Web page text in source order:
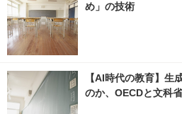
め」の技術
【AI時代の教育】生
のか、OECDと文科